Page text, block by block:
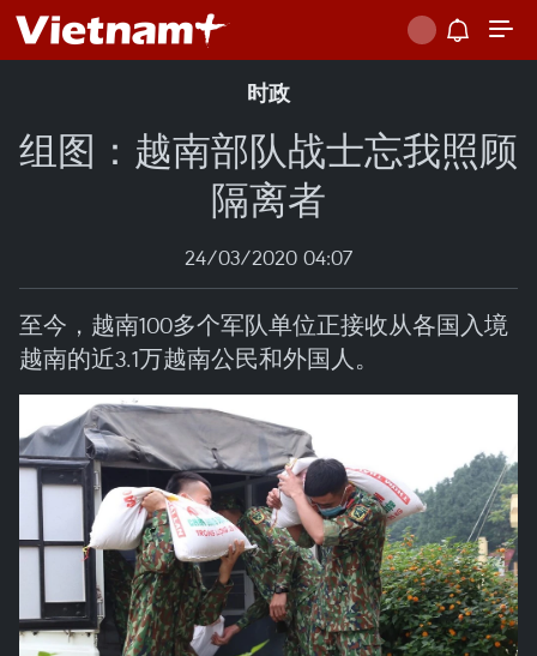
时政
组图：越南部队战士忘我照顾
隔离者
24/03/2020 04:07
至今，越南100多个军队单位正接收从各国入境
越南的近3.1万越南公民和外国人。